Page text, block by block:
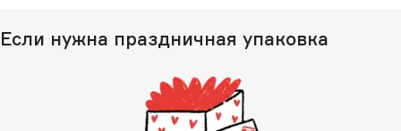
Если нужна праздничная упаковка